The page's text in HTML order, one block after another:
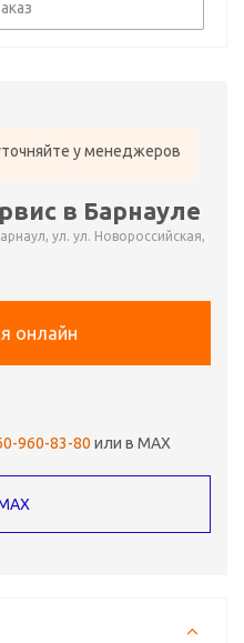
у менеджеров
в Барнауле
ул. ул. Новороссийская,
онлайн
960-83-80 или в MAX